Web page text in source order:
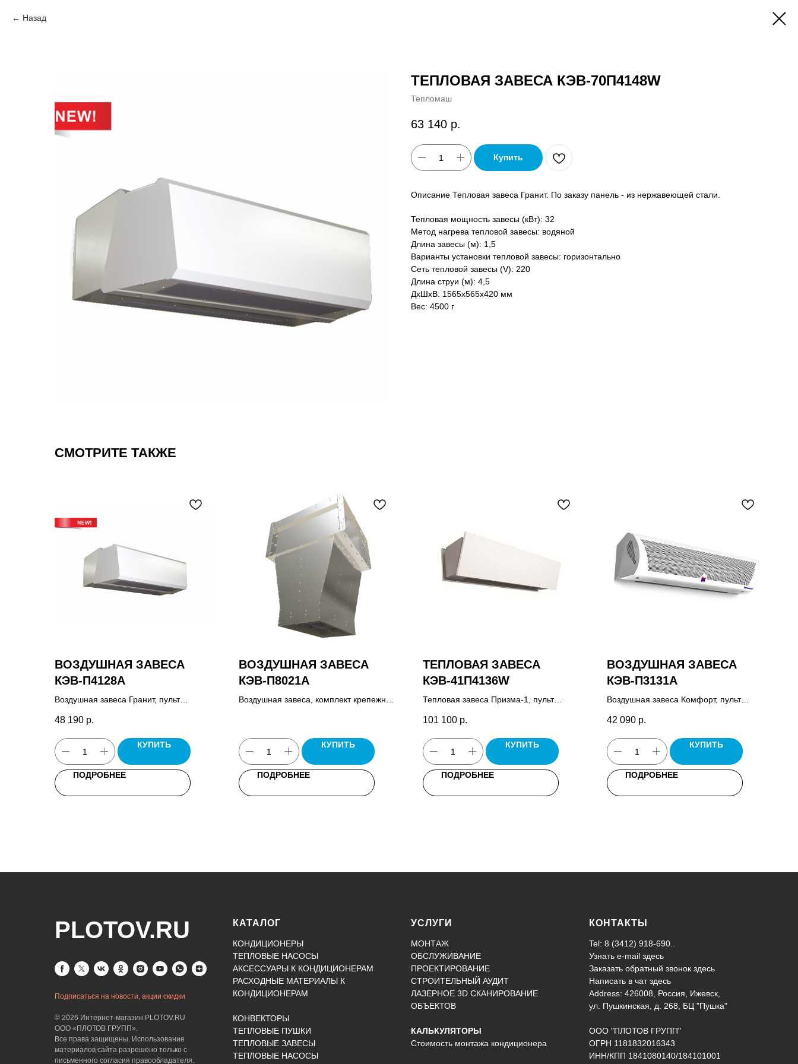
Назад
ТЕПЛОВАЯ ЗАВЕСА КЭВ-70П4148W
Тепломаш
63 140 р.
Купить
Описание Тепловая завеса Гранит. По заказу панель - из нержавеющей стали.
Тепловая мощность завесы (кВт): 32
Метод нагрева тепловой завесы: водяной
Длина завесы (м): 1,5
Варианты установки тепловой завесы: горизонтально
Сеть тепловой завесы (V): 220
Длина струи (м): 4,5
ДxШxВ: 1565x565x420 мм
Вес: 4500 г
СМОТРИТЕ ТАКЖЕ
ВОЗДУШНАЯ ЗАВЕСА
КЭВ-П4128А
Воздушная завеса Гранит, пульт
зависимости от корпуса, комплект
крепежных кронштейнов, паспорт.
48 190 р.
КУПИТЬ
ПОДРОБНЕЕ
ВОЗДУШНАЯ ЗАВЕСА
КЭВ-П8021A
Воздушная завеса, комплект крепежных
КУПИТЬ
ПОДРОБНЕЕ
ТЕПЛОВАЯ ЗАВЕСА
КЭВ-41П4136W
Тепловая завеса Призма-1, пульт
101 100 р.
КУПИТЬ
ПОДРОБНЕЕ
ВОЗДУШНАЯ ЗАВЕСА
КЭВ-П3131A
Воздушная завеса Комфорт, пульт
крепежных кронштейнов, паспорт.
42 090 р.
КУПИТЬ
ПОДРОБНЕЕ
PLOTOV.RU
Подписаться на новости, акции скидки
© 2026 Интернет-магазин PLOTOV.RU
ООО «ПЛОТОВ ГРУПП».
Все права защищены. Использование
материалов сайта разрешено только с
письменного согласия правообладателя.
КАТАЛОГ
КОНДИЦИОНЕРЫ
ТЕПЛОВЫЕ НАСОСЫ
АКСЕССУАРЫ К КОНДИЦИОНЕРАМ
РАСХОДНЫЕ МАТЕРИАЛЫ К
КОНДИЦИОНЕРАМ
КОНВЕКТОРЫ
ТЕПЛОВЫЕ ПУШКИ
ТЕПЛОВЫЕ ЗАВЕСЫ
ТЕПЛОВЫЕ НАСОСЫ
УСЛУГИ
МОНТАЖ
ОБСЛУЖИВАНИЕ
ПРОЕКТИРОВАНИЕ
СТРОИТЕЛЬНЫЙ АУДИТ
ЛАЗЕРНОЕ 3D СКАНИРОВАНИЕ
ОБЪЕКТОВ
КАЛЬКУЛЯТОРЫ
Стоимость монтажа кондиционера
КОНТАКТЫ
Tel: 8 (3412) 918-690..
Узнать e-mail здесь
Заказать обратный звонок здесь
Написать в чатздесь
Address: 426008, Россия, Ижевск,
ул. Пушкинская, д. 268, БЦ "Пушка"
ООО "ПЛОТОВ ГРУПП"
ОГРН 1181832016343
ИНН/КПП 1841080140/184101001